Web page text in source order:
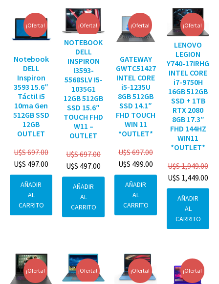
¡Oferta!
Notebook
DELL
Inspiron
3593 15.6″
Táctil i5
10ma Gen
512GB SSD
12GB
OUTLET
U$S697.00
U$S 497.00
AÑADIR
AL
CARRITO
¡Oferta!
NOTEBOOK
DELL
INSPIRON
I3593-
5568SLV I5-
1035G1
12GB 512GB
SSD 15.6″
TOUCH FHD
W11 –
OUTLET
U$S697.00
U$S 497.00
AÑADIR
AL
CARRITO
¡Oferta!
GATEWAY
GWTC51427
INTEL CORE
i5-1235U
8GB 512GB
SSD 14.1″
FHD TOUCH
WIN 11
*OUTLET*
U$S697.00
U$S 499.00
AÑADIR
AL
CARRITO
¡Oferta!
LENOVO
LEGION
Y740-17IRHG
INTEL CORE
i7-9750H
16GB 512GB
SSD + 1TB
RTX 2080
8GB 17.3″
FHD 144HZ
WIN11
*OUTLET*
U$S1,949.00
U$S 1,449.00
AÑADIR
AL
CARRITO
¡Oferta! ¡Oferta! ¡Oferta! ¡Oferta!